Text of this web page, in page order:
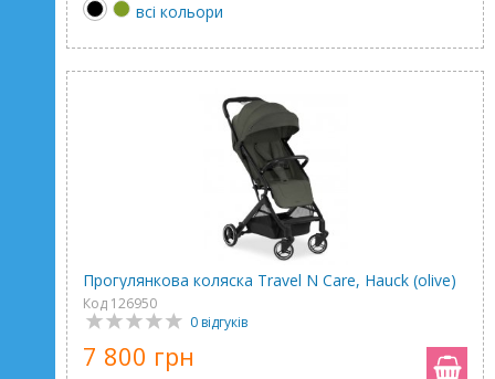
всі кольори
Прогулянкова коляска Travel N Care, Hauck (olive)
Код 126950
0 відгуків
7 800 грн